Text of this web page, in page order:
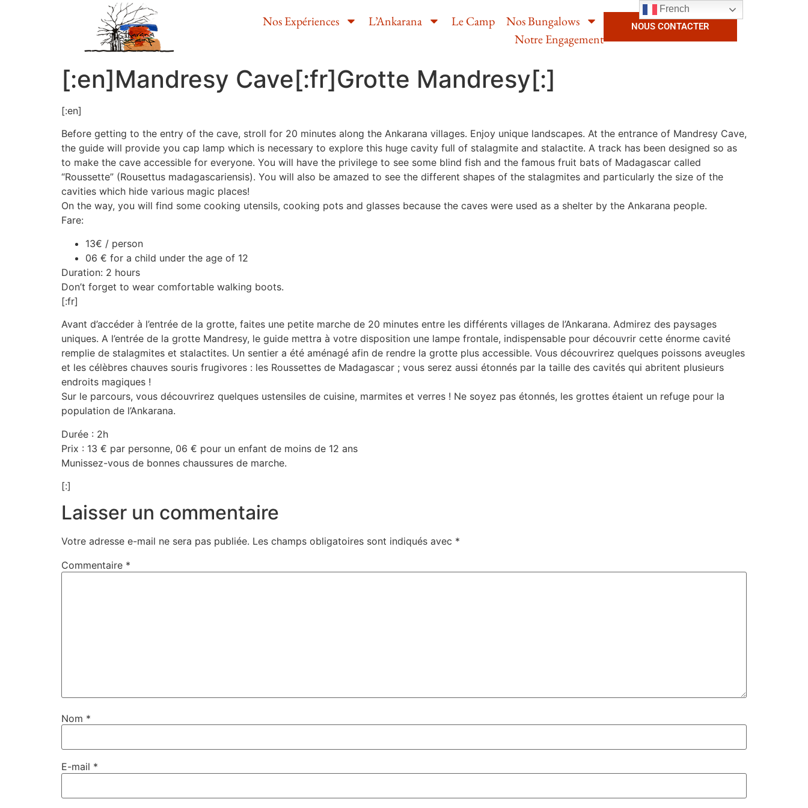
Nos Expériences L’Ankarana Le Camp
Nos Bungalows
Notre Engagement
NOUS CONTACTER
[:en]Mandresy Cave[:fr]Grotte Mandresy[:]
[:en]
Before getting to the entry of the cave, stroll for 20 minutes along the Ankarana villages. Enjoy unique landscapes. At the entrance of Mandresy Cave,
the guide will provide you cap lamp which is necessary to explore this huge cavity full of stalagmite and stalactite. A track has been designed so as
to make the cave accessible for everyone. You will have the privilege to see some blind fish and the famous fruit bats of Madagascar called
“Roussette” (Rousettus madagascariensis). You will also be amazed to see the different shapes of the stalagmites and particularly the size of the
cavities which hide various magic places!
On the way, you will find some cooking utensils, cooking pots and glasses because the caves were used as a shelter by the Ankarana people.
Fare:
13€ / person
06 € for a child under the age of 12
Duration: 2 hours
Don’t forget to wear comfortable walking boots.
[:fr]
Avant d’accéder à l’entrée de la grotte, faites une petite marche de 20 minutes entre les différents villages de l’Ankarana. Admirez des paysages
uniques. A l’entrée de la grotte Mandresy, le guide mettra à votre disposition une lampe frontale, indispensable pour découvrir cette énorme cavité
remplie de stalagmites et stalactites. Un sentier a été aménagé afin de rendre la grotte plus accessible. Vous découvrirez quelques poissons aveugles
et les célèbres chauves souris frugivores : les Roussettes de Madagascar ; vous serez aussi étonnés par la taille des cavités qui abritent plusieurs
endroits magiques !
Sur le parcours, vous découvrirez quelques ustensiles de cuisine, marmites et verres ! Ne soyez pas étonnés, les grottes étaient un refuge pour la
population de l’Ankarana.
Durée : 2h
Prix : 13 € par personne, 06 € pour un enfant de moins de 12 ans
Munissez-vous de bonnes chaussures de marche.
[:]
Laisser un commentaire
Votre adresse e-mail ne sera pas publiée. Les champs obligatoires sont indiqués avec *
Commentaire *
Nom *
E-mail *
French